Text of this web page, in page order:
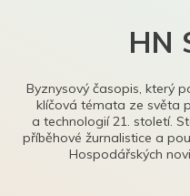
HN
Byznysový časopis, který
klíčová témata ze světa
a technologií 21. století.
příběhové žurnalistice a
Hospodářských